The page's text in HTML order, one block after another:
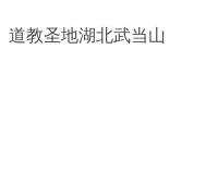
道教圣地湖北武当山